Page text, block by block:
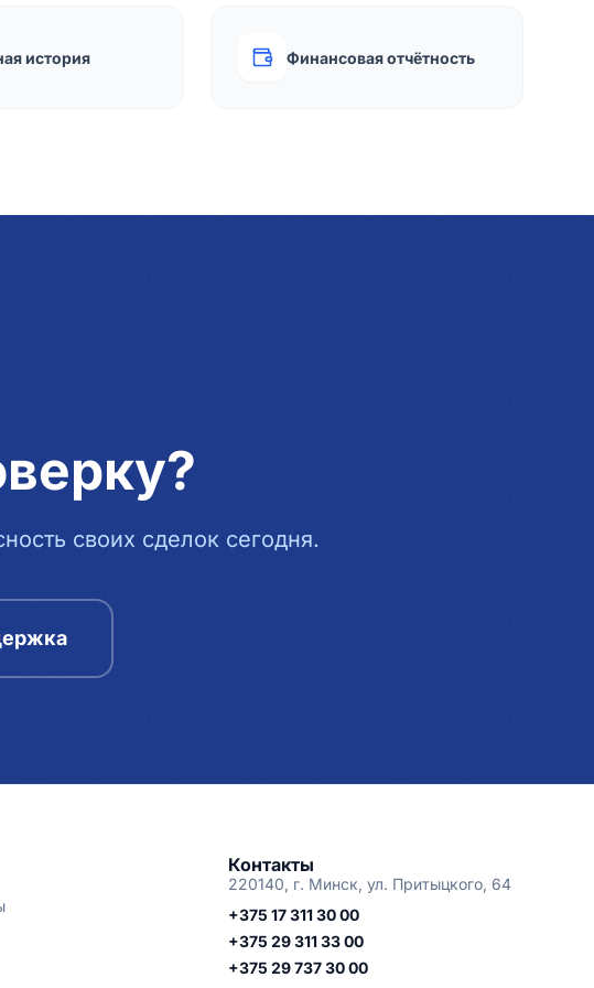
история Финансовая отчётность
своих сделок сегодня.
Контакты
220140, г. Минск, ул. Притыцкого, 64
+375 17 311 30 00
+375 29 311 33 00
+375 29 737 30 00